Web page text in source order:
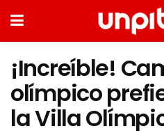
¡Increíble!
olímpico
la Villa